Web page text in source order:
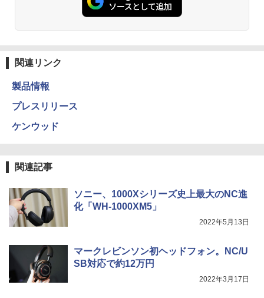
関連リンク
製品情報
プレスリリース
ケンウッド
関連記事
ソニー、1000Xシリーズ史上最大のNC進
化「WH-1000XM5」
2022年5月13日
マークレビンソン初ヘッドフォン。NC/U
SB対応で約12万円
2022年3月17日